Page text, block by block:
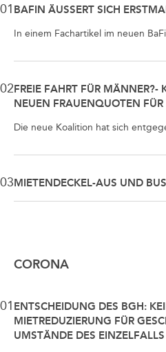
01 BAFIN ÄUSSERT SICH
In einem Fachartikel im neuen
02FREIE FAHRT FÜR MÄNNER?-
NEUEN FRAUENQUOTEN
Die neue Koalition hat sich
03MIETENDECKEL-AUS UND
CORONA
01 ENTSCHEIDUNG DES BGH:
MIETREDUZIERUNG FÜR
UMSTÄNDE DES EINZELFALLS